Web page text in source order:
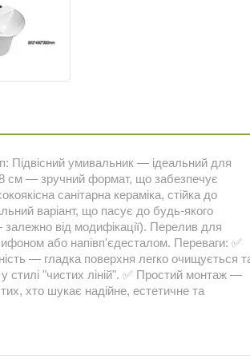
Підвісний умивальник — ідеальний для
см — зручний формат, що забезпечує
санітарна кераміка, стійка до
варіант, що пасує до будь-якого
залежно від модифікації). Перелив для
або напівп'єдесталом. Переваги: ✅
— гладка поверхня легко очищується
стилі "чистих ліній". ✅ Простий монтаж —
хто шукає надійне, естетичне та